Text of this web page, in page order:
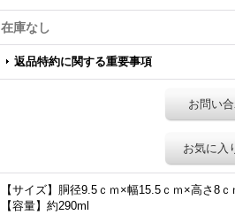
在庫なし
返品特約に関する重要事項
お問い
お気に入
【サイズ】胴径9.5ｃｍ×幅15.5ｃｍ×高さ8ｃ
【容量】約290ml